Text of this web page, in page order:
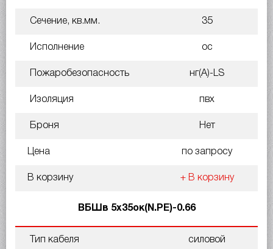
Сечение, кв.мм. 35
Исполнение ос
Пожаробезопасность нг(A)-LS
Изоляция пвх
Броня Нет
Цена по запросу
В корзину + В корзину
ВБШв 5х35ок(N.PE)-0.66
Тип кабеля силовой